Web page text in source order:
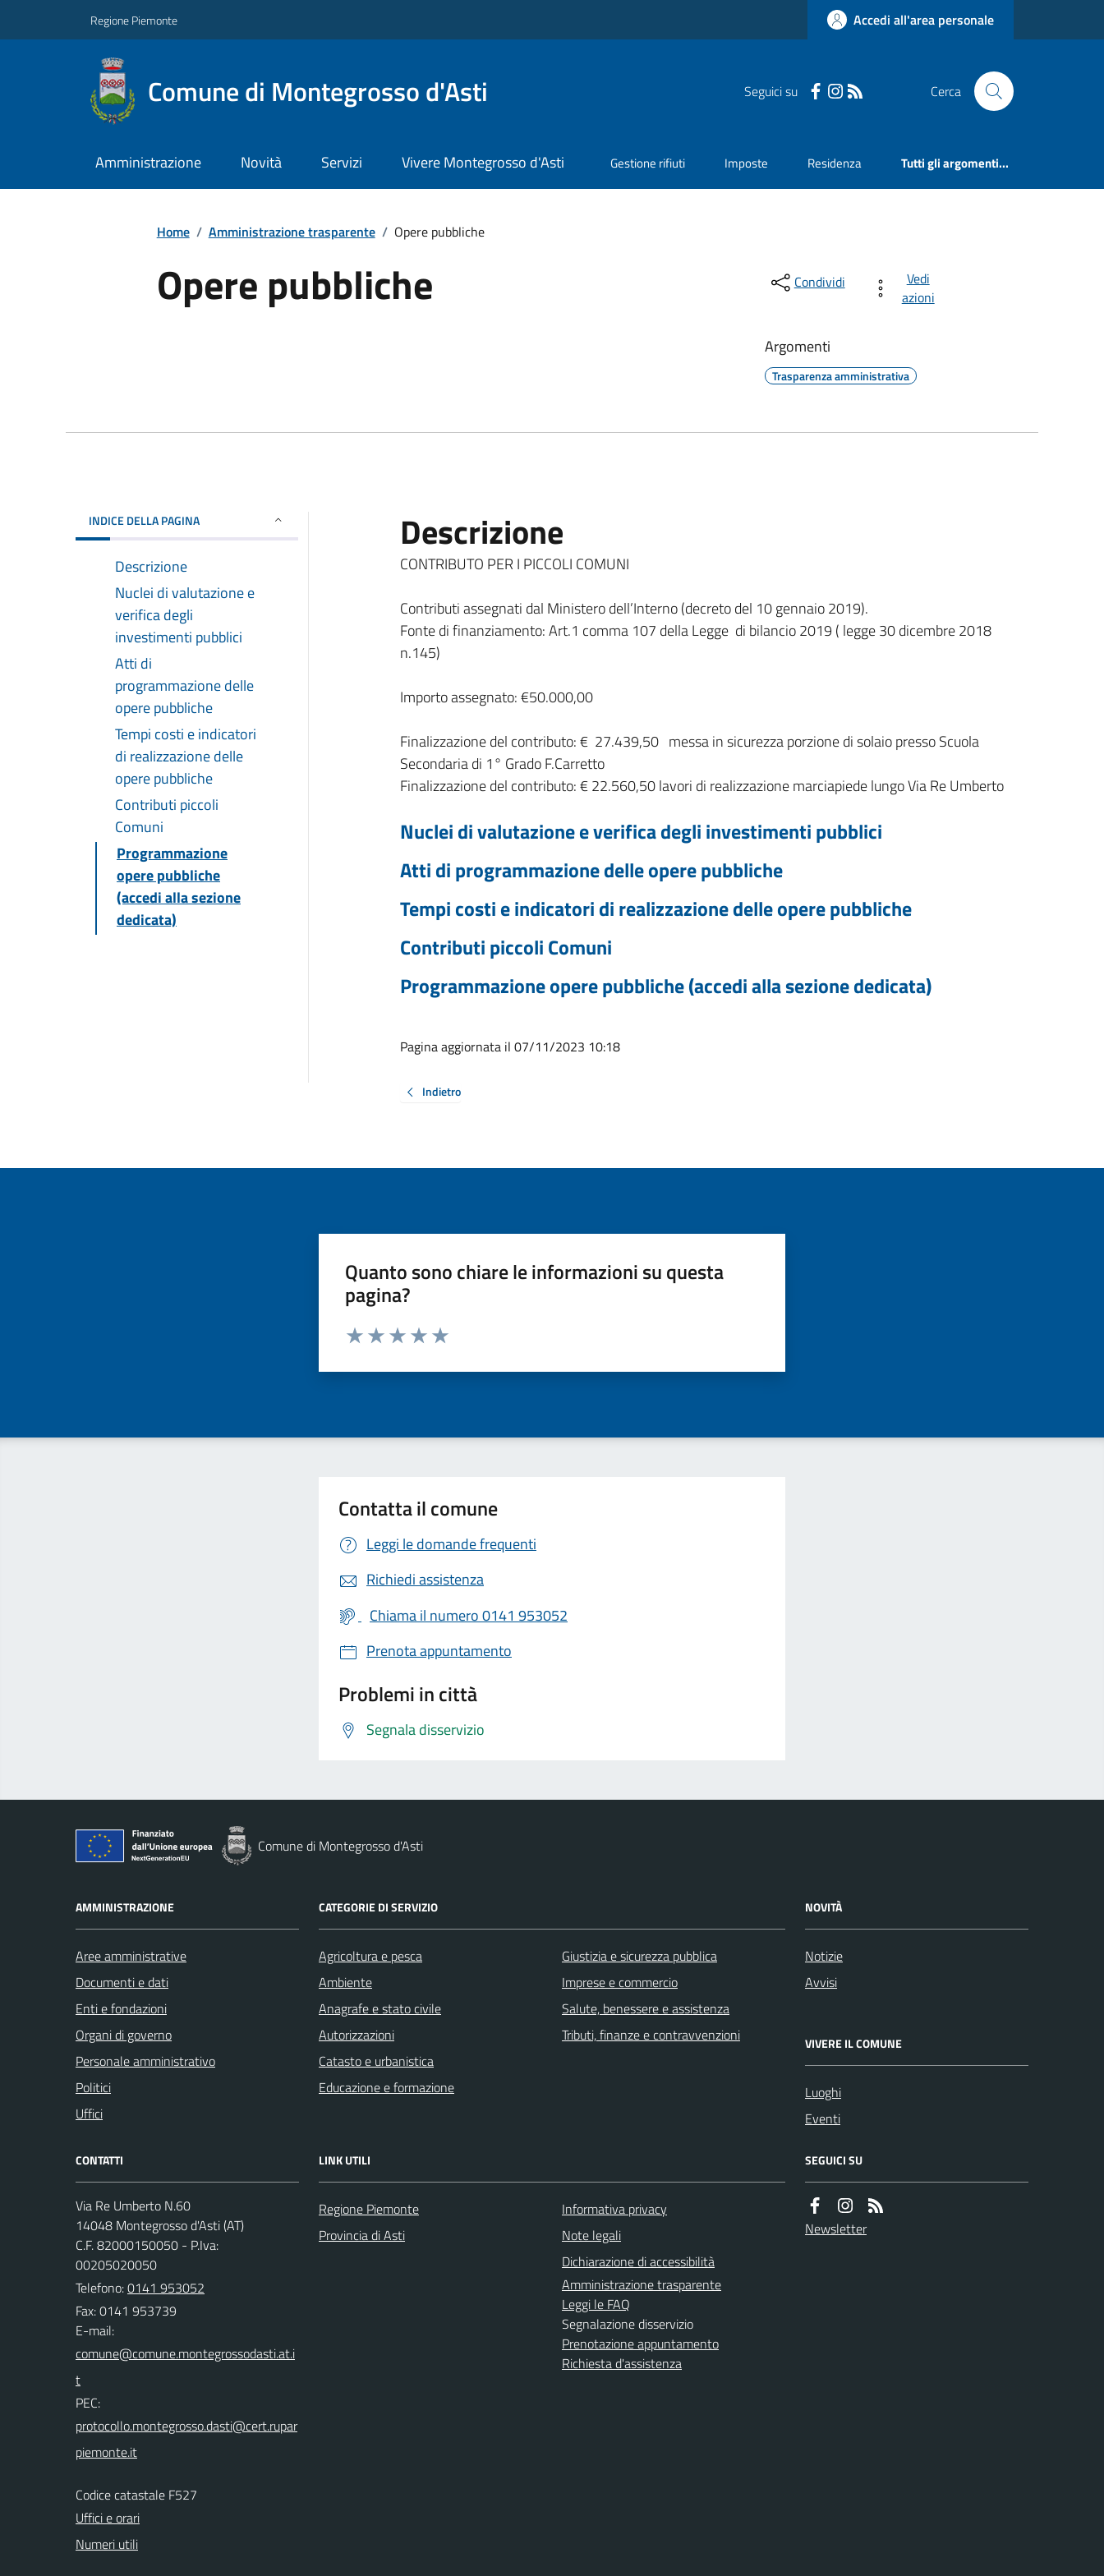
Regione Piemonte Accedi all'area personale
Comune di Montegrosso d'Asti Seguici su Cerca
Amministrazione Novità Servizi Vivere Montegrosso d'Asti Gestione rifiuti Imposte Residenza Tutti gli argomenti...
Home / Amministrazione trasparente / Opere pubbliche
Opere pubbliche Condividi
Vedi
azioni
Argomenti
Trasparenza amministrativa
INDICE DELLA PAGINA
Descrizione
Nuclei di valutazione e
verifica degli
investimenti pubblici
Atti di
programmazione delle
opere pubbliche
Tempi costi e indicatori
di realizzazione delle
opere pubbliche
Contributi piccoli
Comuni
Programmazione
opere pubbliche
(accedi alla sezione
dedicata)
Descrizione
CONTRIBUTO PER I PICCOLI COMUNI
Contributi assegnati dal Ministero dell’Interno (decreto del 10 gennaio 2019).
Fonte di finanziamento: Art.1 comma 107 della Legge di bilancio 2019 ( legge 30 dicembre 2018
n.145)
Importo assegnato: €50.000,00
Finalizzazione del contributo: € 27.439,50 messa in sicurezza porzione di solaio presso Scuola
Secondaria di 1° Grado F.Carretto
Finalizzazione del contributo: € 22.560,50 lavori di realizzazione marciapiede lungo Via Re Umberto
Nuclei di valutazione e verifica degli investimenti pubblici
Atti di programmazione delle opere pubbliche
Tempi costi e indicatori di realizzazione delle opere pubbliche
Contributi piccoli Comuni
Programmazione opere pubbliche (accedi alla sezione dedicata)
Pagina aggiornata il 07/11/2023 10:18
Indietro
Quanto sono chiare le informazioni su questa
pagina?
Valuta da 1 a 5 stelle la pagina
Contatta il comune
Leggi le domande frequenti
Richiedi assistenza
Chiama il numero 0141 953052
Prenota appuntamento
Problemi in città
Segnala disservizio
Comune di Montegrosso d'Asti
AMMINISTRAZIONE
Aree amministrative
Documenti e dati
Enti e fondazioni
Organi di governo
Personale amministrativo
Politici
Uffici
CATEGORIE DI SERVIZIO
Agricoltura e pesca
Ambiente
Anagrafe e stato civile
Autorizzazioni
Catasto e urbanistica
Educazione e formazione
Giustizia e sicurezza pubblica
Imprese e commercio
Salute, benessere e assistenza
Tributi, finanze e contravvenzioni
NOVITÀ
Notizie
Avvisi
VIVERE IL COMUNE
Luoghi
Eventi
CONTATTI
Via Re Umberto N.60
14048 Montegrosso d'Asti (AT)
C.F. 82000150050 - P.Iva:
00205020050
Telefono:0141 953052
Fax: 0141 953739
E-mail:
PEC:
Codice catastale F527
Uffici e orari
Numeri utili
LINK UTILI
Regione Piemonte
Provincia di Asti
Informativa privacy
Note legali
Dichiarazione di accessibilità
Amministrazione trasparente
Leggi le FAQ
Segnalazione disservizio
Prenotazione appuntamento
Richiesta d'assistenza
SEGUICI SU
Newsletter